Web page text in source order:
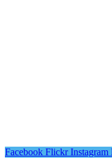
Facebook Flickr Instagram